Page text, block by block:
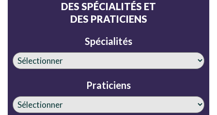
DES SPÉCIALITÉS ET
DES PRATICIENS
Spécialités
Praticiens